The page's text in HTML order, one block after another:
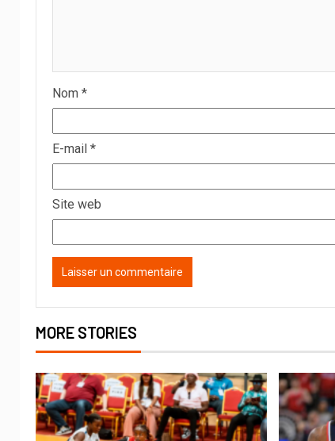
Nom *
E-mail *
Site web
MORE STORIES